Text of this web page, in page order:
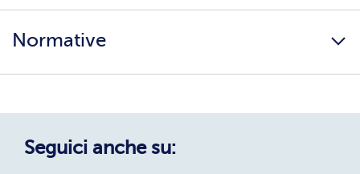
Surgelati di qualità
Normative
Condizioni Generali di Vendita
Seguici anche su: